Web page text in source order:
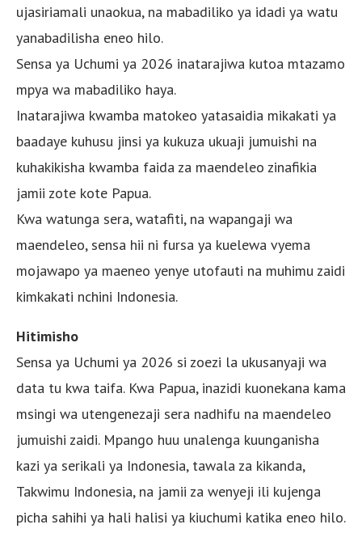
ujasiriamali unaokua, na mabadiliko ya idadi ya watu
yanabadilisha eneo hilo.
Sensa ya Uchumi ya 2026 inatarajiwa kutoa mtazamo
mpya wa mabadiliko haya.
Inatarajiwa kwamba matokeo yatasaidia mikakati ya
baadaye kuhusu jinsi ya kukuza ukuaji jumuishi na
kuhakikisha kwamba faida za maendeleo zinafikia
jamii zote kote Papua.
Kwa watunga sera, watafiti, na wapangaji wa
maendeleo, sensa hii ni fursa ya kuelewa vyema
mojawapo ya maeneo yenye utofauti na muhimu zaidi
kimkakati nchini Indonesia.
Hitimisho
Sensa ya Uchumi ya 2026 si zoezi la ukusanyaji wa
data tu kwa taifa. Kwa Papua, inazidi kuonekana kama
msingi wa utengenezaji sera nadhifu na maendeleo
jumuishi zaidi. Mpango huu unalenga kuunganisha
kazi ya serikali ya Indonesia, tawala za kikanda,
Takwimu Indonesia, na jamii za wenyeji ili kujenga
picha sahihi ya hali halisi ya kiuchumi katika eneo hilo.